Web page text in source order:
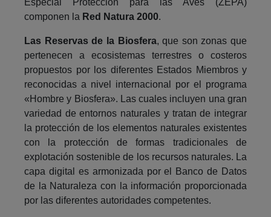
Especial Protección para las Aves (ZEPA)
componen la Red Natura 2000.
Las Reservas de la Biosfera, que son zonas que
pertenecen a ecosistemas terrestres o costeros
propuestos por los diferentes Estados Miembros y
reconocidas a nivel internacional por el programa
«Hombre y Biosfera». Las cuales incluyen una gran
variedad de entornos naturales y tratan de integrar
la protección de los elementos naturales existentes
con la protección de formas tradicionales de
explotación sostenible de los recursos naturales. La
capa digital es armonizada por el Banco de Datos
de la Naturaleza con la información proporcionada
por las diferentes autoridades competentes.